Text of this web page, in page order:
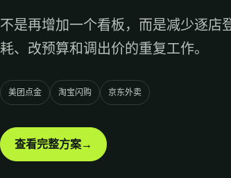
不是再增加一个看板，而是减少逐店
耗、改预算和调出价的重复工作。
美团点金 淘宝闪购 京东外卖
查看完整方案